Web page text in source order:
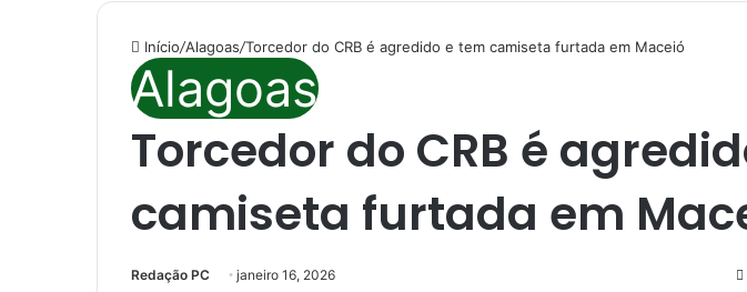
Início/Alagoas/Torcedor do CRB é agredido e tem camiseta furtada em Maceió
Alagoas
Torcedor do CRB é
camiseta furtada em
Redação PC janeiro 16, 2026